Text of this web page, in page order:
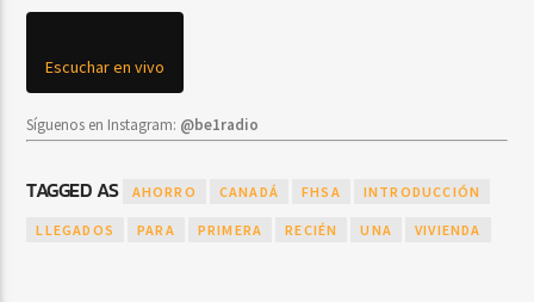
Escuchar en vivo
Síguenos en Instagram: @be1radio
TAGGED AS AHORRO CANADÁ FHSA INTRODUCCIÓN
LLEGADOS PARA PRIMERA RECIÉN UNA VIVIENDA